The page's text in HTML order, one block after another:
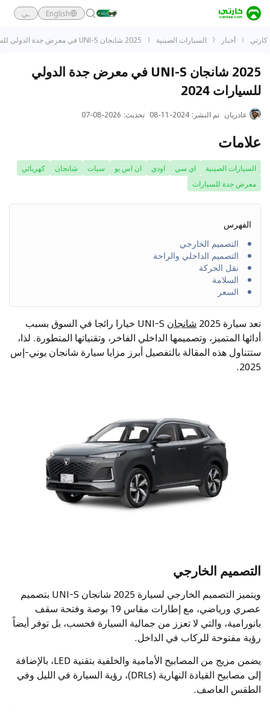
English ـي
كارتي أخبار السيارات الصينية 2025 شانجان UNI-S في معرض جدة الدولي للسيارات 2024
2025 شانجان UNI-S في معرض جدة الدولي
للسيارات 2024
عادريان تم النشر :
2024-11-08 تحديث:
2026-08-07
علامات
السيارات الصينية اي سي اودي ان اس يو سيات شانجان
كهربائي
معرض جدة للسيارات
الفهرس
التصميم الخارجي
التصميم الداخلي والراحة
نقل الحركة
السلامة
السعر
تعد سيارة 2025 شانجان
UNI-S خيارا رائجا في السوق بسبب
أدائها المتميز، وتصميمها الداخلي الفاخر، وتقنياتها المتطورة. لذا،
ستتناول هذه المقالة بالتفصيل أبرز مزايا سيارة شانجان يوني-إس
2025.
التصميم الخارجي
ويتميز التصميم الخارجي لسيارة 2025 شانجان UNI-S بتصميم
عصري ورياضي، مع إطارات مقاس 19 بوصة وفتحة سقف
بانورامية، والتي لا تعزز من جمالية السيارة فحسب، بل توفر أيضاً
رؤية مفتوحة للركاب في الداخل.
يضمن مزيج من المصابيح الأمامية والخلفية بتقنية LED، بالإضافة
إلى مصابيح القيادة النهارية (DRLs)، رؤية السيارة في الليل وفي
الطقس العاصف.